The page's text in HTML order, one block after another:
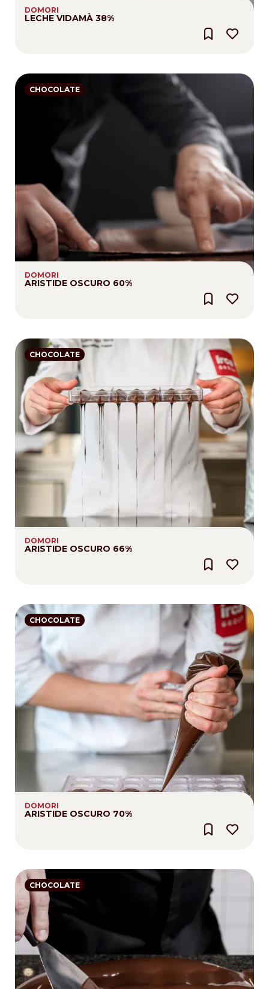
DOMORI
LECHE VIDAMÀ 38%
CHOCOLATE
DOMORI
ARISTIDE OSCURO 60%
CHOCOLATE
DOMORI
ARISTIDE OSCURO 66%
CHOCOLATE
DOMORI
ARISTIDE OSCURO 70%
CHOCOLATE